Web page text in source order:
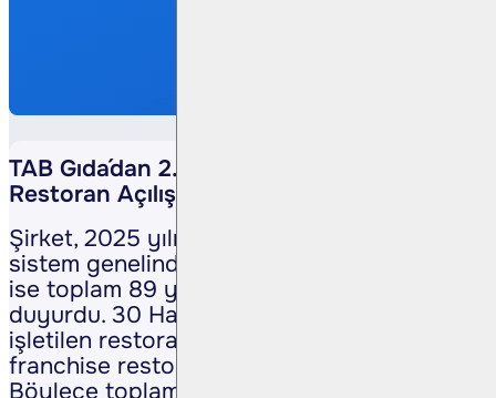
TAB Gıda´dan 2. Çeyrekte 58 Yeni
Restoran Açılışı
Şirket, 2025 yılının ikinci çeyreğinde
sistem genelinde 58, yılbaşından itibaren
ise toplam 89 yeni restoran açtığını
duyurdu. 30 Haziran 2025 itibarıyla
işletilen restoran sayısı 1.037’ye,
franchise restoran sayısı ise 869’a ulaştı.
Böylece toplam restoran sayısı 1.906